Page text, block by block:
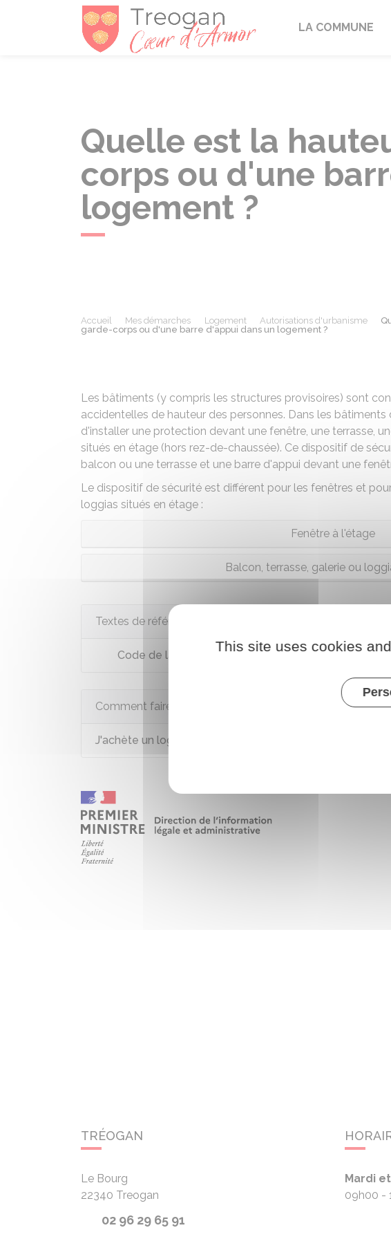
TréoganLA COMMUNE
Quelle est la
corps ou d'une
logement ?
Accueil Mes démarches Logement Autorisations d'urbanisme
garde-corps ou d'une barre d'appui dans un logement ?
Les bâtiments (y compris les structures provisoires) sont
accidentelles de hauteur des personnes. Dans les
d'installer une protection devant une fenêtre, une terrasse,
situés en étage (hors rez-de-chaussée). Ce dispositif de
balcon ou une terrasse et une barre d'appui devant une
Le dispositif de sécurité est différent pour les fenêtres et
loggias situés en étage :
Fenêtre à l'étage
Balcon, terrasse, galerie ou
Textes de référence
Code de la construction et de l'habitation : article
Comment faire si...
J'achète un logement
TRÉOGAN
Le Bourg
22340 Treogan
02 96 29 65 91
Mardi
09h00 -
This site uses cookies